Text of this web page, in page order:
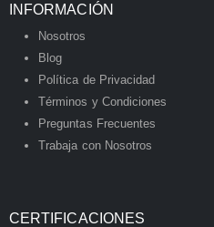
INFORMACIÓN
Nosotros
Blog
Política de Privacidad
Términos y Condiciones
Preguntas Frecuentes
Trabaja con Nosotros
CERTIFICACIONES